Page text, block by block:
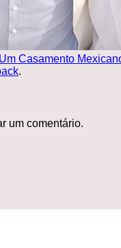
Um Casamento
.
um comentário.